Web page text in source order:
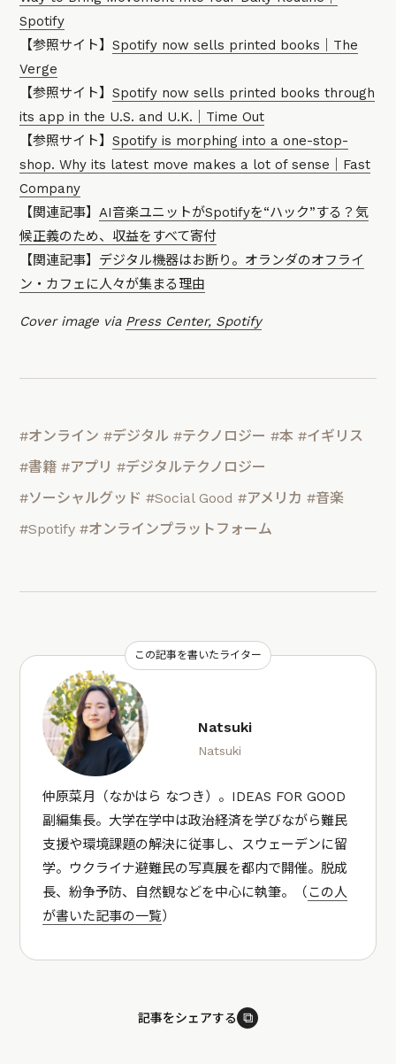
Spotify
【参照サイト】Spotify now sells printed books｜The
Verge
【参照サイト】Spotify now sells printed books through
its app in the U.S. and U.K.｜Time Out
【参照サイト】Spotify is morphing into a one-stop-
shop. Why its latest move makes a lot of sense｜Fast
Company
【関連記事】AI音楽ユニットがSpotifyを“ハック”する？気
候正義のため、収益をすべて寄付
【関連記事】 デジタル機器はお断り。オランダのオフライ
ン・カフェに人々が集まる理由
Cover image via Press Center, Spotify
#オンライン #デジタル #テクノロジー #本 #イギリス
#書籍 #アプリ #デジタルテクノロジー
#ソーシャルグッド #Social Good #アメリカ #音楽
#Spotify #オンラインプラットフォーム
この記事を書いたライター
Natsuki
Natsuki
仲原菜月（なかはら なつき）。IDEAS FOR GOOD
副編集長。大学在学中は政治経済を学びながら難民
支援や環境課題の解決に従事し、スウェーデンに留
学。ウクライナ避難民の写真展を都内で開催。脱成
長、紛争予防、自然観などを中心に執筆。（この人
が書いた記事の一覧）
記事をシェアする ⧉